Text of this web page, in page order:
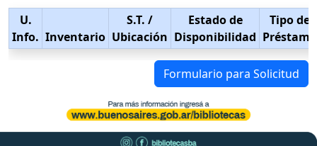
U.
Info. Inventario
S.T. /
Ubicación
Estado de
Disponibilidad
Tipo de
Préstamo
Formulario para Solicitud